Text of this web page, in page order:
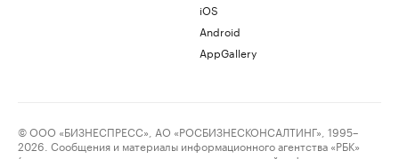
iOS
Android
AppGallery
© ООО «БИЗНЕСПРЕСС», АО «РОСБИЗНЕСКОНСАЛТИНГ», 1995–
2026. Сообщения и материалы информационного агентства «РБК»